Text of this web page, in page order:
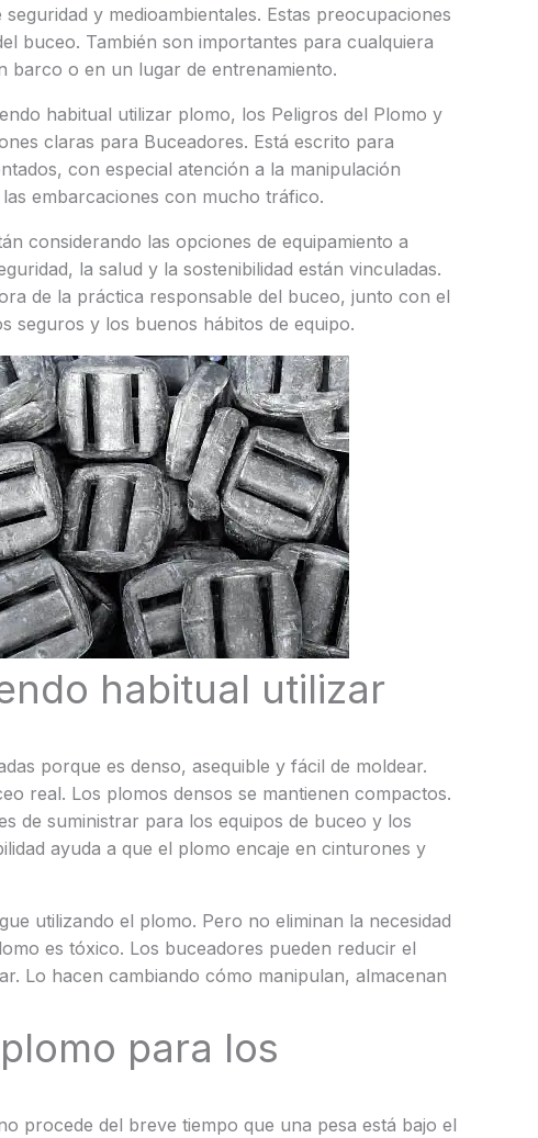
y medioambientales. Estas preocupaciones
buceo. También son importantes para cualquiera
barco o en un lugar de entrenamiento.
habitual utilizar plomo, los Peligros del Plomo y
claras para Buceadores. Está escrito para
con especial atención a la manipulación
embarcaciones con mucho tráfico.
considerando las opciones de equipamiento a
la salud y la sostenibilidad están vinculadas.
de la práctica responsable del buceo, junto con el
seguros y los buenos hábitos de equipo.
habitual utilizar
porque es denso, asequible y fácil de moldear.
real. Los plomos densos se mantienen compactos.
de suministrar para los equipos de buceo y los
ayuda a que el plomo encaje en cinturones y
utilizando el plomo. Pero no eliminan la necesidad
es tóxico. Los buceadores pueden reducir el
Lo hacen cambiando cómo manipulan, almacenan
para los
procede del breve tiempo que una pesa está bajo el